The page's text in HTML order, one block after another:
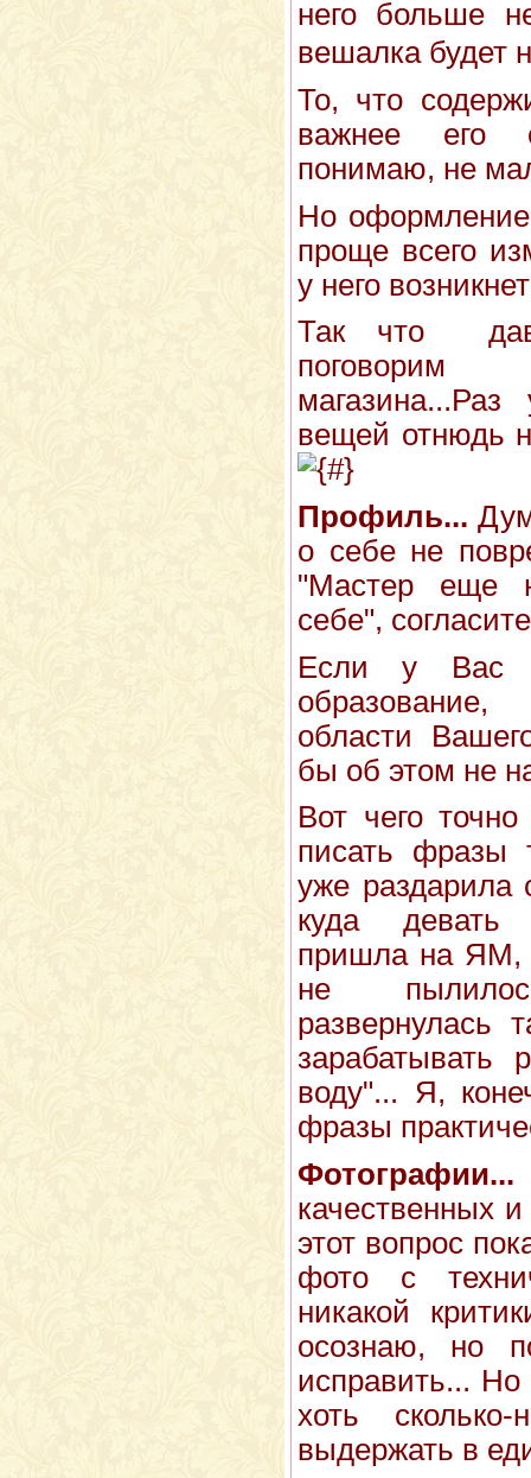
него больше
вешалка будет
То, что
важнее его
понимаю, не
Но оформление
проще всего
у него
Так что
вещей отнюдь
Профиль...
о себе не
"Мастер еще
себе",
Если у Вас
области
бы об этом не
Вот чего
писать фразы
уже раздарила
куда девать
пришла на ЯМ,
не
развернулась
зарабатывать
воду"... Я,
фразы
Фотографии...
качественных
этот вопрос
фото с
никакой
осознаю, но
исправить...
хоть
выдержать в